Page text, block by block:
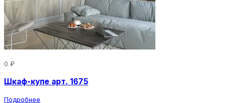
0 ₽
Шкаф-купе арт. 1675
Подробнее